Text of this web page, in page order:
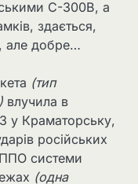
С-300В, а
здається,
але добре…
(тип
влучила в
у Краматорську,
російських
системи
(одна